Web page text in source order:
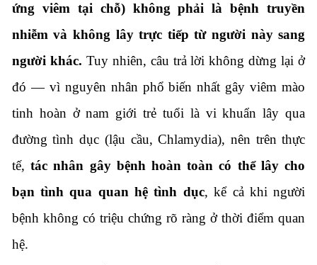
ứng viêm tại chỗ) không phải là bệnh truyền
nhiễm và không lây trực tiếp từ người này sang
người khác. Tuy nhiên, câu trả lời không dừng lại ở
đó — vì nguyên nhân phổ biến nhất gây viêm mào
tinh hoàn ở nam giới trẻ tuổi là vi khuẩn lây qua
đường tình dục (lậu cầu, Chlamydia), nên trên thực
tế,tác nhân gây bệnh hoàn toàn có thể lây cho
bạn tình qua quan hệ tình dục, kể cả khi người
bệnh không có triệu chứng rõ ràng ở thời điểm quan
hệ.